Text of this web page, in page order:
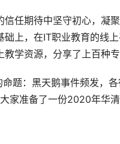
任期待中坚守初心，凝
上，在IT职业教育的线
学资源，分享了上百种专
题：黑天鹅事件频发，
家准备了一份2020年华